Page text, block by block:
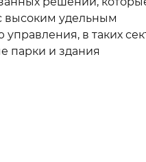
высоким удельным
в таких
парки и здания